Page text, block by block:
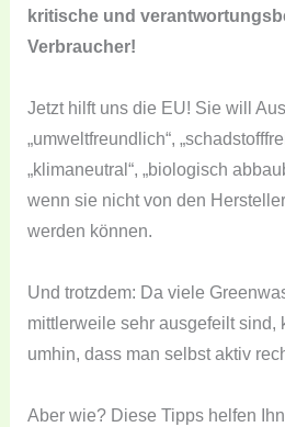
kritische und
Verbraucher!
Jetzt hilft uns die EU! Sie will
„umweltfreundlich“,
„klimaneutral“, „biologisch
wenn sie nicht von den
werden können.
Und trotzdem: Da viele
mittlerweile sehr ausgefeilt sind,
umhin, dass man selbst aktiv
Aber wie? Diese Tipps helfen